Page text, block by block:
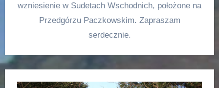
wzniesienie w Sudetach Wschodnich, położone na
Przedgórzu Paczkowskim. Zapraszam
serdecznie.